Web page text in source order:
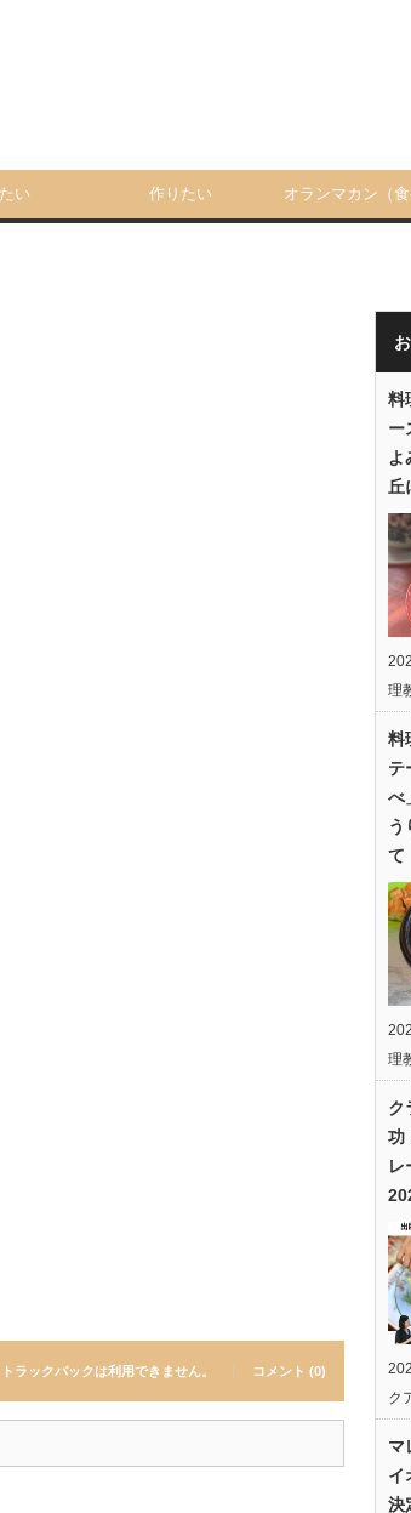
い 作りたい オランマカン（
トラックバックは利用できません。 コメント (0)
料
ー
よ
丘
理
料
テ
べ
う
て
理
ク
功
レ
ク
マ
イ
決